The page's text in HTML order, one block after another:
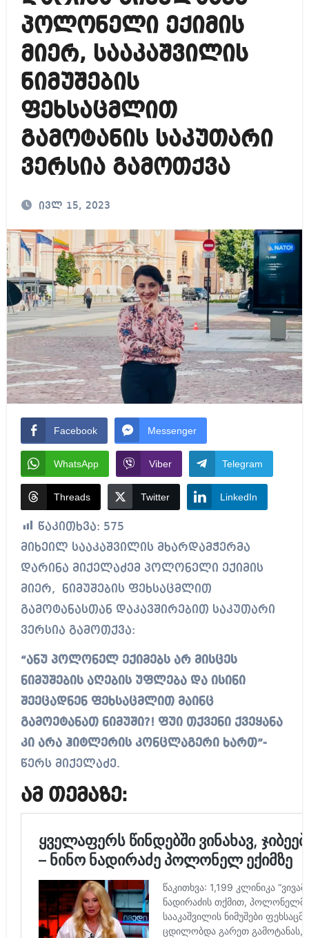
პოლონელი ექიმის
მიერ, სააკაშვილის
ნიმუშების
ფეხსაცმლით
გამოტანის საკუთარი
ვერსია გამოთქვა
ივლ 15, 2023
Facebook Messenger
WhatsApp Viber Telegram
Threads Twitter LinkedIn
წაკითხვა: 575
მიხეილ სააკაშვილის მხარდამჭერმა
დარინა მიქელაძემ პოლონელი ექიმის
მიერ, ნიმუშების ფეხსაცმლით
გამოტანასთან დაკავშირებით საკუთარი
ვერსია გამოთქვა:
“ანუ პოლონელ ექიმებს არ მისცეს
ნიმუშების აღების უფლება და ისინი
შეეცადნენ ფეხსაცმლით მაინც
გამოეტანათ ნიმუში?! ფუი თქვენი ქვეყანა
კი არა ჰიტლერის კონცლაგერი ხართ”-
წერს მიქელაძე.
ამ თემაზე: